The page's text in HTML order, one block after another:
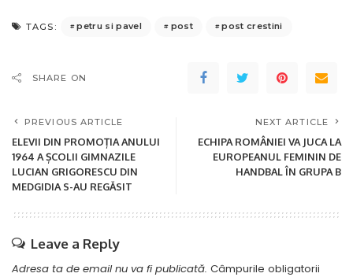
TAGS: petru si pavel post post crestini
SHARE ON
PREVIOUS ARTICLE
ELEVII DIN PROMOȚIA ANULUI
1964 A ȘCOLII GIMNAZILE
LUCIAN GRIGORESCU DIN
MEDGIDIA S-AU REGĂSIT
NEXT ARTICLE
ECHIPA ROMÂNIEI VA JUCA LA
EUROPEANUL FEMININ DE
HANDBAL ÎN GRUPA B
Leave a Reply
Adresa ta de email nu va fi publicată. Câmpurile obligatorii